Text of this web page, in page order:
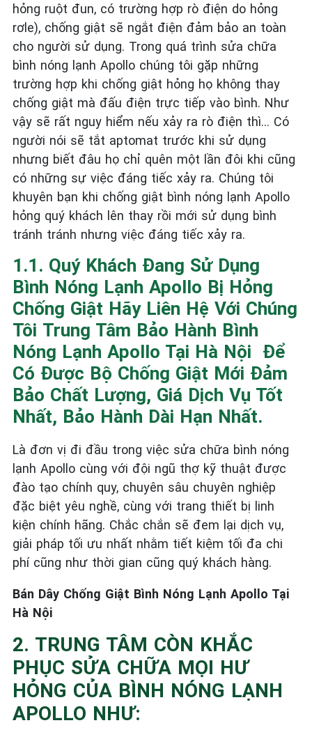
hỏng ruột đun, có trường hợp rò điện do hỏng
rơle), chống giật sẽ ngắt điện đảm bảo an toàn
cho người sử dụng. Trong quá trình sửa chữa
bình nóng lạnh Apollo chúng tôi gặp những
trường hợp khi chống giật hỏng họ không thay
chống giật mà đấu điện trực tiếp vào bình. Như
vậy sẽ rất nguy hiểm nếu xảy ra rò điện thì… Có
người nói sẽ tắt aptomat trước khi sử dụng
nhưng biết đâu họ chỉ quên một lần đôi khi cũng
có những sự việc đáng tiếc xảy ra. Chúng tôi
khuyên bạn khi chống giật bình nóng lạnh Apollo
hỏng quý khách lên thay rồi mới sử dụng bình
tránh tránh nhưng việc đáng tiếc xảy ra.
1.1. Quý Khách Đang Sử Dụng
Bình Nóng Lạnh Apollo Bị Hỏng
Chống Giật Hãy Liên Hệ Với Chúng
Tôi Trung Tâm Bảo Hành Bình
Nóng Lạnh Apollo Tại Hà Nội Để
Có Được Bộ Chống Giật Mới Đảm
Bảo Chất Lượng, Giá Dịch Vụ Tốt
Nhất, Bảo Hành Dài Hạn Nhất.
Là đơn vị đi đầu trong việc sửa chữa bình nóng
lạnh Apollo cùng với đội ngũ thợ kỹ thuật được
đào tạo chính quy, chuyên sâu chuyên nghiệp
đặc biệt yêu nghề, cùng với trang thiết bị linh
kiện chính hãng. Chắc chắn sẽ đem lại dịch vụ,
giải pháp tối ưu nhất nhằm tiết kiệm tối đa chi
phí cũng như thời gian cũng quý khách hàng.
Bán Dây Chống Giật Bình Nóng Lạnh Apollo Tại
Hà Nội
2. TRUNG TÂM CÒN KHẮC
PHỤC SỬA CHỮA MỌI HƯ
HỎNG CỦA BÌNH NÓNG LẠNH
APOLLO NHƯ: